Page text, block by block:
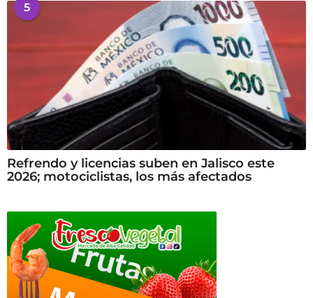
5
Refrendo y licencias suben en Jalisco este
2026; motociclistas, los más afectados